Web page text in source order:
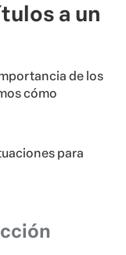
a un
de los
cómo
para